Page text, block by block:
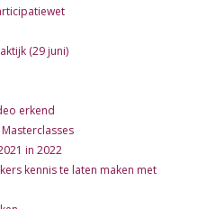
(29 juni)
erkend
in 2022
kennis te laten maken met